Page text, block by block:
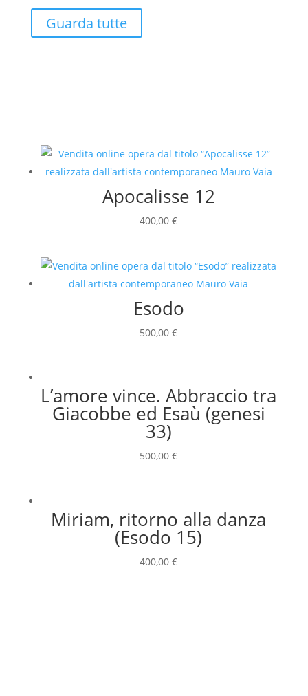
Guarda tutte
Apocalisse 12
400,00€
Esodo
500,00€
L’amore vince. Abbraccio tra
Giacobbe ed Esaù (genesi
33)
500,00€
Miriam, ritorno alla danza
(Esodo 15)
400,00€